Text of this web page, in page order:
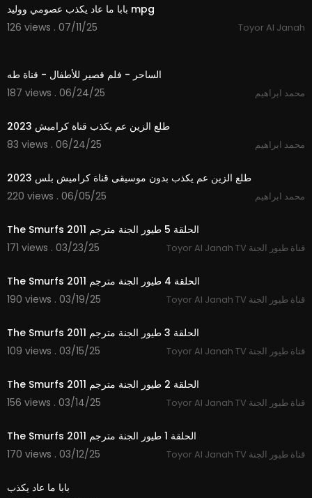
بابا ما عاد يكذب عصومي ووليد mpg
126 views . 07/11/25
Toyor Al Janah
الساحر - فلم قصير للأطفال - قناة طه
187 views . 06/24/25
محمد ابراهيم
طلع الزين عم يكذب قناة كراميش 2023
83 views . 06/24/25
محمد ابراهيم
طلع الزين عم يكذب بدون موسيقى قناة كراميش بلس 2023
220 views . 06/05/25
محمد ابراهيم
The Smurfs 2011 الحلقة 5 طيور الجنة مترجم
171 views . 03/23/25
Toyor Al Janah TV قناة طيور الجنة
The Smurfs 2011 الحلقة 4 طيور الجنة مترجم
190 views . 03/19/25
Toyor Al Janah TV قناة طيور الجنة
The Smurfs 2011 الحلقة 3 طيور الجنة مترجم
109 views . 03/15/25
Toyor Al Janah TV قناة طيور الجنة
The Smurfs 2011 الحلقة 2 طيور الجنة مترجم
156 views . 03/14/25
Toyor Al Janah TV قناة طيور الجنة
The Smurfs 2011 الحلقة 1 طيور الجنة مترجم
170 views . 03/12/25
Toyor Al Janah TV قناة طيور الجنة
⁣بابا ما عاد يكذب